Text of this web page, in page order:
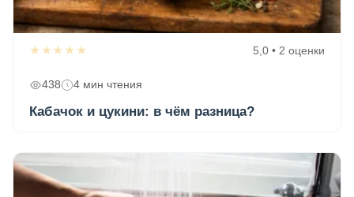
★★★★★ 5,0 • 2 оценки
438 4 мин чтения
Кабачок и цукини: в чём разница?